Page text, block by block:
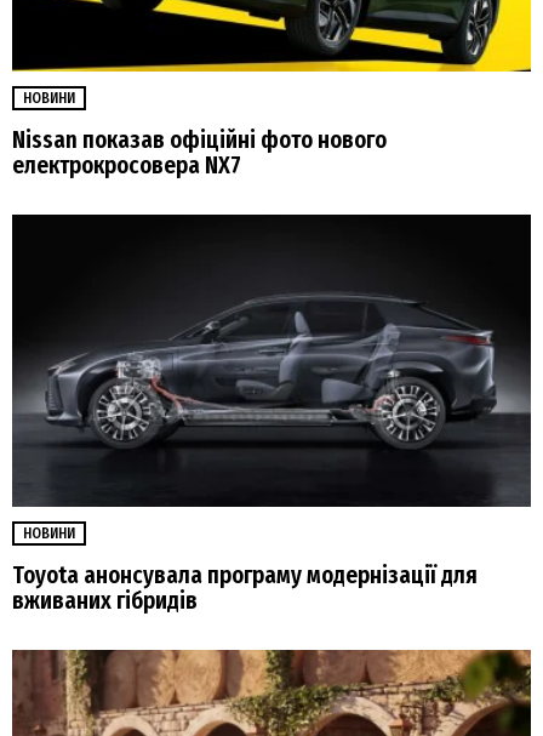
НОВИНИ
Nissan показав офіційні фото нового
електрокросовера NX7
НОВИНИ
Toyota анонсувала програму модернізації для
вживаних гібридів